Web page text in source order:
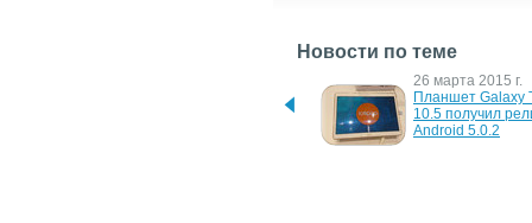
Новости по теме
26 марта 2015 г.
Планшет Galaxy
10.5 получил
Android 5.0.2